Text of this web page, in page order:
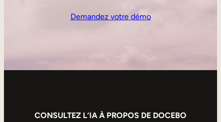
Demandez votre démo
CONSULTEZ L’IA À PROPOS DE DOCEBO